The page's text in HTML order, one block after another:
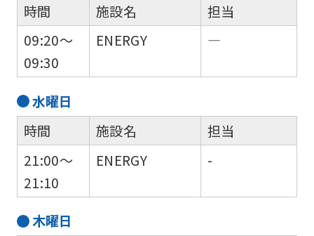
時間
09:20～
09:30
施設名
ENERGY
担当
―
水曜日
時間
21:00～
21:10
施設名
ENERGY
担当
-
木曜日
translation)
to
top